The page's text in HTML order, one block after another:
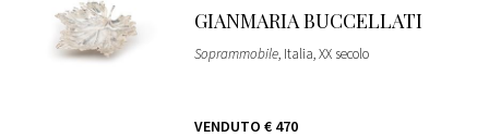
GIANMARIA BUCCELLATI
Soprammobile, Italia, XX secolo
VENDUTO € 470